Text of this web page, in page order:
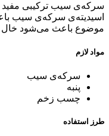
سرکه‌ی سیب ترکیبی مفید
اسیدیته‌ی سرکه‌ی سیب
موضوع باعث می‌شود خال
مواد لازم
سرکه‌ی سیب
پنبه
چسب زخم
طرز استفاده